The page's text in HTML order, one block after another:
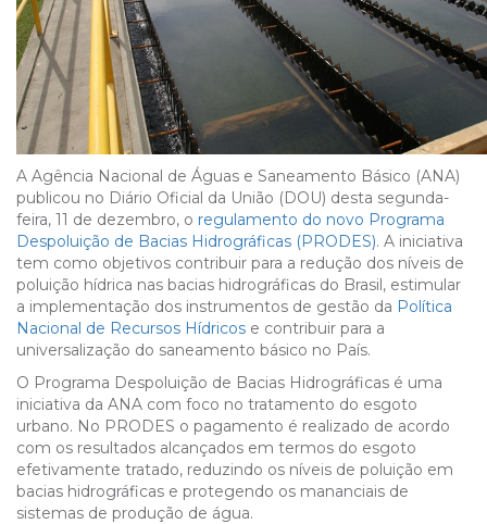
A Agência Nacional de Águas e Saneamento Básico (ANA)
publicou no Diário Oficial da União (DOU) desta segunda-
feira, 11 de dezembro, o regulamento do novo Programa
Despoluição de Bacias Hidrográficas (PRODES). A iniciativa
tem como objetivos contribuir para a redução dos níveis de
poluição hídrica nas bacias hidrográficas do Brasil, estimular
a implementação dos instrumentos de gestão da Política
Nacional de Recursos Hídricos e contribuir para a
universalização do saneamento básico no País.
O Programa Despoluição de Bacias Hidrográficas é uma
iniciativa da ANA com foco no tratamento do esgoto
urbano. No PRODES o pagamento é realizado de acordo
com os resultados alcançados em termos do esgoto
efetivamente tratado, reduzindo os níveis de poluição em
bacias hidrográficas e protegendo os mananciais de
sistemas de produção de água.